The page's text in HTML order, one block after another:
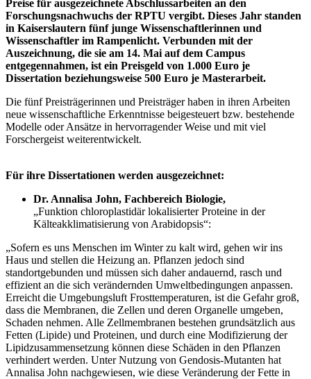
Preise für ausgezeichnete Abschlussarbeiten an den
Forschungsnachwuchs der RPTU vergibt. Dieses Jahr standen
in Kaiserslautern fünf junge Wissenschaftlerinnen und
Wissenschaftler im Rampenlicht. Verbunden mit der
Auszeichnung, die sie am 14. Mai auf dem Campus
entgegennahmen, ist ein Preisgeld von 1.000 Euro je
Dissertation beziehungsweise 500 Euro je Masterarbeit.
Die fünf Preisträgerinnen und Preisträger haben in ihren Arbeiten
neue wissenschaftliche Erkenntnisse beigesteuert bzw. bestehende
Modelle oder Ansätze in hervorragender Weise und mit viel
Forschergeist weiterentwickelt.
Für ihre Dissertationen werden ausgezeichnet:
Dr. Annalisa John, Fachbereich Biologie,
„Funktion chloroplastidär lokalisierter Proteine in der
Kälteakklimatisierung von Arabidopsis“:
„Sofern es uns Menschen im Winter zu kalt wird, gehen wir ins
Haus und stellen die Heizung an. Pflanzen jedoch sind
standortgebunden und müssen sich daher andauernd, rasch und
effizient an die sich verändernden Umwelt­bedingungen anpassen.
Erreicht die Umgebungsluft Frosttemperaturen, ist die Gefahr groß,
dass die Membranen, die Zellen und deren Organelle umgeben,
Schaden nehmen. Alle Zellmembranen bestehen grundsätzlich aus
Fetten (Lipide) und Proteinen, und durch eine Modifizierung der
Lipidzusammensetzung können diese Schäden in den Pflanzen
verhindert werden. Unter Nutzung von Gendosis-Mutanten hat
Annalisa John nachgewiesen, wie diese Veränderung der Fette in